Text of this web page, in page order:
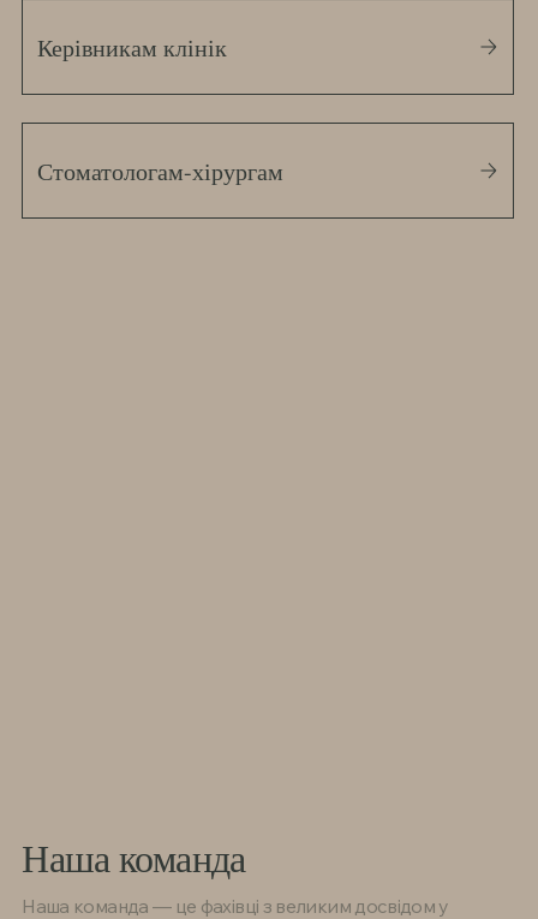
Керівникам клінік
Стоматологам-хірургам
Наша команда
Наша команда — це фахівці з великим досвідом у